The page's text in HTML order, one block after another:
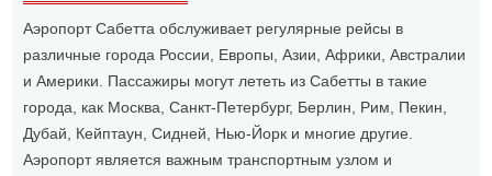
Аэропорт Сабетта обслуживает регулярные рейсы в
различные города России, Европы, Азии, Африки, Австралии
и Америки. Пассажиры могут лететь из Сабетты в такие
города, как Москва, Санкт-Петербург, Берлин, Рим, Пекин,
Дубай, Кейптаун, Сидней, Нью-Йорк и многие другие.
Аэропорт является важным транспортным узлом и